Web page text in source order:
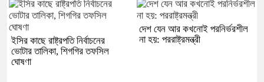
ইসির কাছে রাষ্ট্রপতি নির্বাচনের
ভোটার তালিকা, শিগগির তফসিল
ঘোষণা
দেশ যেন আর কখনোই পরনির্ভরশীল
না হয়: পররাষ্ট্রমন্ত্রী